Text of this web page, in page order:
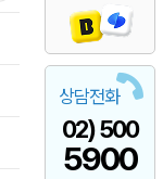
상담전화
02) 500
5900